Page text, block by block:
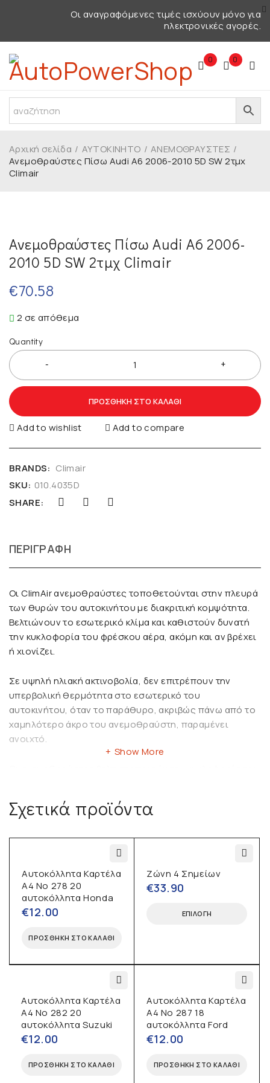
Οι αναγραφόμενες τιμές ισχύουν μόνο για
ηλεκτρονικές αγορές.
0 0
Αρχική σελίδα / ΑΥΤΟΚΙΝΗΤΟ / ΑΝΕΜΟΘΡΑΥΣΤΕΣ /
Ανεμοθραύστες Πίσω Audi A6 2006-2010 5D SW 2τμχ
Climair
Ανεμοθραύστες Πίσω Audi A6 2006-
2010 5D SW 2τμχ Climair
€70.58
2 σε απόθεμα
Quantity
ΠΡΟΣΘΉΚΗ ΣΤΟ ΚΑΛΆΘΙ
Add to wishlist Add to compare
BRANDS: Climair
SKU: 010.4035D
SHARE:
ΠΕΡΙΓΡΑΦΉ
Οι ClimAir ανεμοθραύστες τοποθετούνται στην πλευρά
των θυρών του αυτοκινήτου με διακριτική κομψότητα.
Βελτιώνουν το εσωτερικό κλίμα και καθιστούν δυνατή
την κυκλοφορία του φρέσκου αέρα, ακόμη και αν βρέχει
ή χιονίζει.
Σε υψηλή ηλιακή ακτινοβολία, δεν επιτρέπουν την
υπερβολική θερμότητα στο εσωτερικό του
αυτοκινήτου, όταν το παράθυρο, ακριβώς πάνω από το
χαμηλότερο άκρο του ανεμοθραύστη, παραμένει
ανοιχτό.
Show More
Σχετικά προϊόντα
Αυτοκόλλητα Καρτέλα
Α4 No 278 20
αυτοκόλλητα Honda
€12.00
ΠΡΟΣΘΉΚΗ ΣΤΟ ΚΑΛΆΘΙ
Ζώνη 4 Σημείων
€33.90
ΕΠΙΛΟΓΉ
Αυτοκόλλητα Καρτέλα
Α4 No 282 20
αυτοκόλλητα Suzuki
€12.00
ΠΡΟΣΘΉΚΗ ΣΤΟ ΚΑΛΆΘΙ
Αυτοκόλλητα Καρτέλα
Α4 No 287 18
αυτοκόλλητα Ford
€12.00
ΠΡΟΣΘΉΚΗ ΣΤΟ ΚΑΛΆΘΙ